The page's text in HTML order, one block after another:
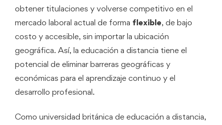
obtener titulaciones y volverse competitivo en el
mercado laboral actual de forma flexible, de bajo
costo y accesible, sin importar la ubicación
geográfica. Así, la educación a distancia tiene el
potencial de eliminar barreras geográficas y
económicas para el aprendizaje continuo y el
desarrollo profesional.
Como universidad británica de educación a distancia,